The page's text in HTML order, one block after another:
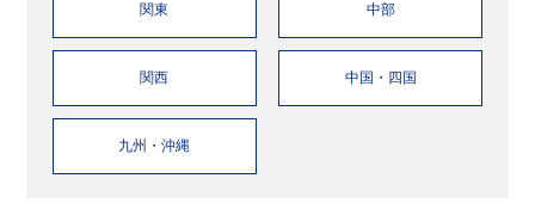
関東 中部
関西 中国・四国
九州・沖縄